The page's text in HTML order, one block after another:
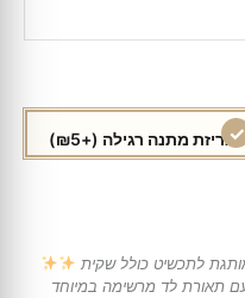
אריזת מתנה רגילה (+₪5)
לתכשיט כולל שקית
תאורת לד מרשימה במיוחד